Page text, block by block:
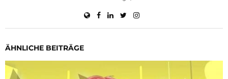
ÄHNLICHE BEITRÄGE